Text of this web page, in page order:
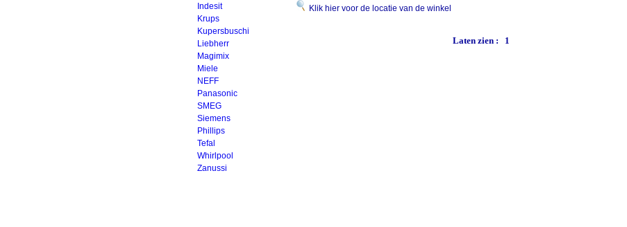
Indesit
Krups
Kupersbuschi
Liebherr
Magimix
Miele
NEFF
Panasonic
SMEG
Siemens
Phillips
Tefal
Whirlpool
Zanussi
Klik hier voor de locatie van de winkel
Laten zien : 1